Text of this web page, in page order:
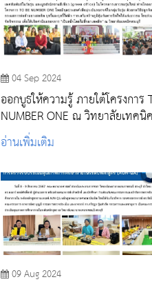
04 Sep 2024
ออกบูธให้ความรู้ ภายใต้โครงการ
NUMBER ONE ณ วิทยาลัยเทคนิค
สระบุรี
อ่านเพิ่มเติม
09 Aug 2024